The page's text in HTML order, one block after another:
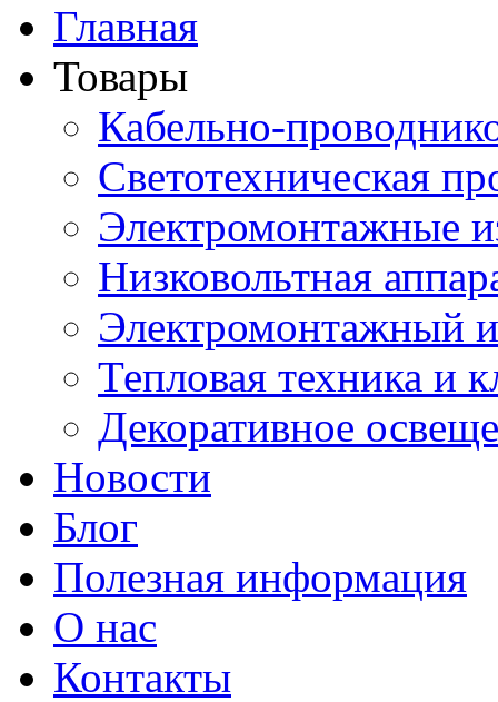
Главная
Товары
Кабельно-
Светотехническая
Электромонтажные
Низковольтная
Электромонтажный
Тепловая техника и
Декоративное
Новости
Блог
Полезная информация
О нас
Контакты